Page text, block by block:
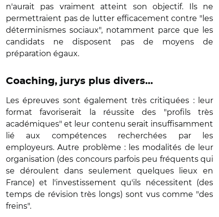
n'aurait pas vraiment atteint son objectif. Ils ne
permettraient pas de lutter efficacement contre "les
déterminismes sociaux", notamment parce que les
candidats ne disposent pas de moyens de
préparation égaux.
Coaching, jurys plus divers…
Les épreuves sont également très critiquées : leur
format favoriserait la réussite des "profils très
académiques" et leur contenu serait insuffisamment
lié aux compétences recherchées par les
employeurs. Autre problème : les modalités de leur
organisation (des concours parfois peu fréquents qui
se déroulent dans seulement quelques lieux en
France) et l'investissement qu'ils nécessitent (des
temps de révision très longs) sont vus comme "des
freins".